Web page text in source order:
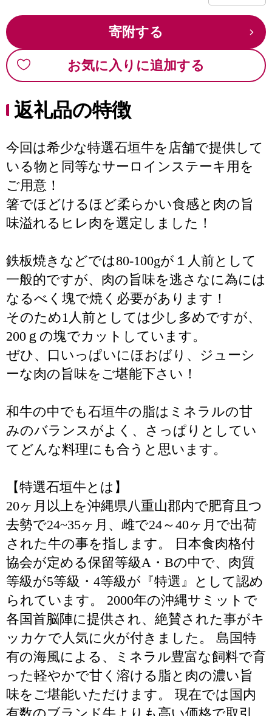
寄附する
お気に入りに追加する
返礼品の特徴
今回は希少な特選石垣牛を店舗で提供して
いる物と同等なサーロインステーキ用を
ご用意！
箸でほどけるほど柔らかい食感と肉の旨
味溢れるヒレ肉を選定しました！
鉄板焼きなどでは80-100gが１人前として
一般的ですが、肉の旨味を逃さなに為には
なるべく塊で焼く必要があります！
そのため1人前としては少し多めですが、
200ｇの塊でカットしています。
ぜひ、口いっぱいにほおばり、ジューシ
ーな肉の旨味をご堪能下さい！
和牛の中でも石垣牛の脂はミネラルの甘
みのバランスがよく、さっぱりとしてい
てどんな料理にも合うと思います。
【特選石垣牛とは】
20ヶ月以上を沖縄県八重山郡内で肥育且つ
去勢で24~35ヶ月、雌で24～40ヶ月で出荷
された牛の事を指します。 日本食肉格付
協会が定める保留等級A・Bの中で、肉質
等級が5等級・4等級が『特選』として認め
られています。 2000年の沖縄サミットで
各国首脳陣に提供され、絶賛された事がキ
ッカケで人気に火が付きました。 島国特
有の海風による、ミネラル豊富な飼料で育
った軽やかで甘く溶ける脂と肉の濃い旨
味をご堪能いただけます。 現在では国内